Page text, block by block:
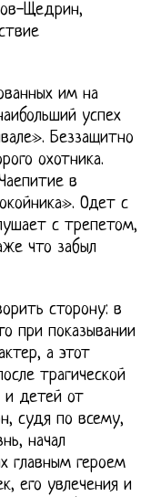
Щедрин,
им на
успех
Беззащитно
охотника.
в
Одет с
с трепетом,
что забыл
сторону: в
при показывании
а этот
трагической
и детей от
судя по всему,
начал
главным героем
его увлечения и